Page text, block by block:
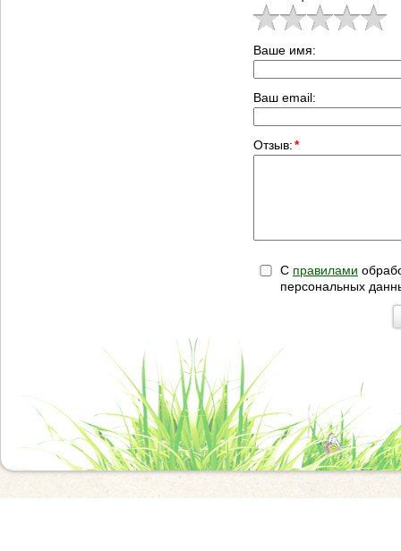
Ваше имя:
Ваш email:
Отзыв:*
С правилами
персональных